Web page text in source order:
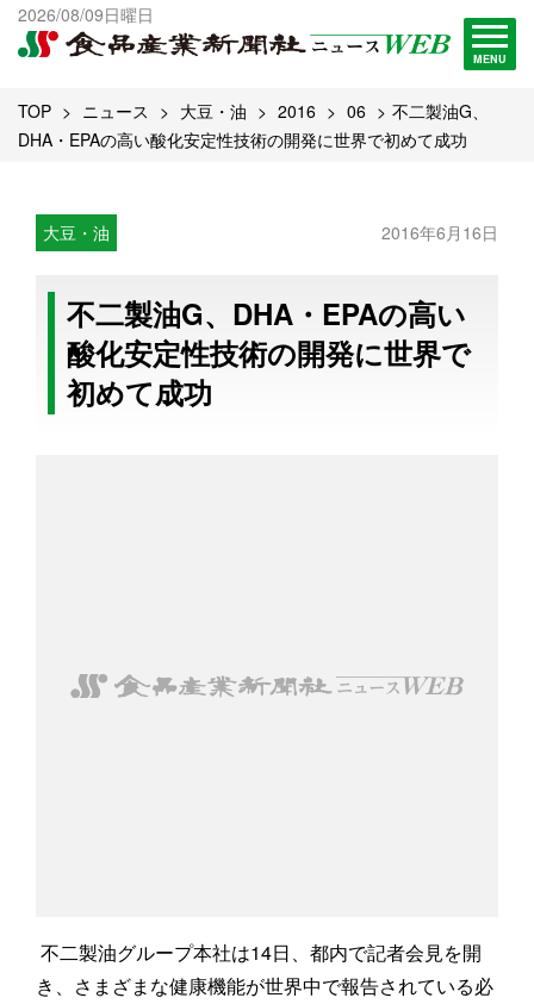
2026/08/09日曜日
MENU
出版物一覧へ
試読・購読申し込み
TOP ニュース 大豆・油 2016 06
不二製油G、
DHA・EPAの高い酸化安定性技術の開発に世界で初めて成功
大豆・油 2016年6月16日
不二製油G、DHA・EPAの高い
酸化安定性技術の開発に世界で
初めて成功
不二製油グループ本社は14日、都内で記者会見を開
き、さまざまな健康機能が世界中で報告されている必